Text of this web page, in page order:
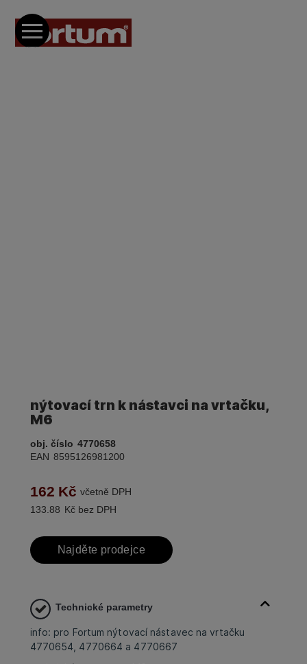
nýtovací trn k nástavci na vrtačku,
M6
obj. číslo 4770658
EAN 8595126981200
162 Kč včetně DPH
133.88 Kč bez DPH
Najděte prodejce
Technické parametry
info: pro Fortum nýtovací nástavec na vrtačku
4770654, 4770664 a 4770667